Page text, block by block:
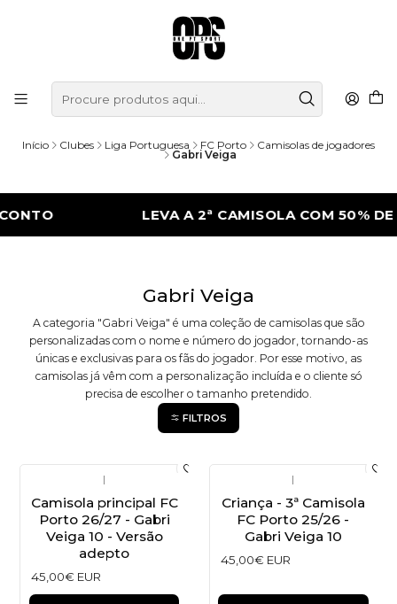
Início Clubes Liga Portuguesa FC Porto Camisolas de jogadores
Gabri Veiga
LEVA A 2ª CAMISOLA COM 50% DE
Gabri Veiga
A categoria "Gabri Veiga" é uma coleção de camisolas que são
personalizadas com o nome e número do jogador, tornando-as
únicas e exclusivas para os fãs do jogador. Por esse motivo, as
camisolas já vêm com a personalização incluída e o cliente só
precisa de escolher o tamanho pretendido.
FILTROS
|
Camisola principal FC
Porto 26/27 - Gabri
Veiga 10 - Versão
adepto
45,00€ EUR
|
Criança - 3ª Camisola
FC Porto 25/26 -
Gabri Veiga 10
45,00€ EUR